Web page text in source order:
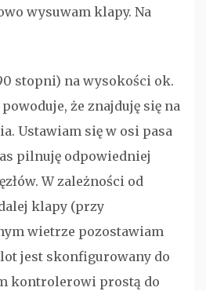
wysuwam klapy. Na
stopni) na wysokości ok.
że znajduję się na
Ustawiam się w osi pasa
pilnuję odpowiedniej
W zależności od
klapy (przy
wietrze pozostawiam
jest skonfigurowany do
kontrolerowi prostą do